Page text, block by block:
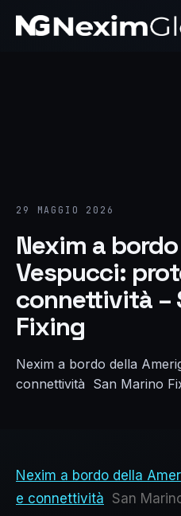
29 MAGGIO 2026
Nexim a
Vespucci:
connettività –
Fixing
Nexim a bordo della
connettività San Marino
Nexim a bordo della
e connettività San